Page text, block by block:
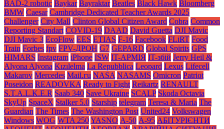
BAD-2 robotic Baykar Bayraktar Beatles Black Нawk Bloomberg
BMW Caesar Cambridge Dedicated Teacher Awards 2025
Challenger City Mall Clinton Global Citizen Award Cobra Common
Reporting Standart COVID-19 DAAD David Guetta DJI Mavic
DJI Mavic 3 EcoFlow EES ETIAS F-16 Facebook FLiRT Food
Train Forbes fpv FPV-ДРОН G7 GEPARD Global Spirits GPS
HIMARS Instagram iPhone ISW IT-АРМІЯ IT-збій Jerry Heil &
Alyona Alyona Kızılelma La Repubblica Leopard Lexus Lifecell
Makarov Mercedes Mаil.гu NASA NASAMS Omicron Patriot
Poseidon READOVKA Ready to Fight Reikartz RENAULT
S.T.A.L.K.E.R Saab 340 Save Ukraine SCALP Skoda Octavia
SkyUp SpaceX Stalker 5.0 Starship telegram Teresa & Maria The
Guardian The Times The Washington Post United24 Volkswagen
Windows WOG WTA 250YASNO А-50 А-95 АБІТУРІЄНТИ